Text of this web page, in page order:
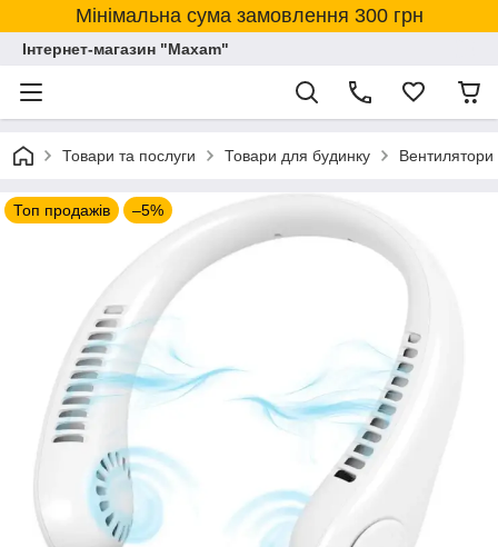
Мінімальна сума замовлення 300 грн
Інтернет-магазин "Maxam"
Товари та послуги Товари для будинку Вентилятори
Топ продажів –5%